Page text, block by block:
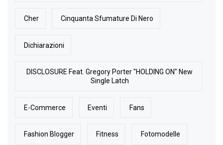
Cher Cinquanta Sfumature Di Nero
Dichiarazioni
DISCLOSURE Feat. Gregory Porter "HOLDING ON" New
Single Latch
E-Commerce Eventi Fans
Fashion Blogger Fitness Fotomodelle